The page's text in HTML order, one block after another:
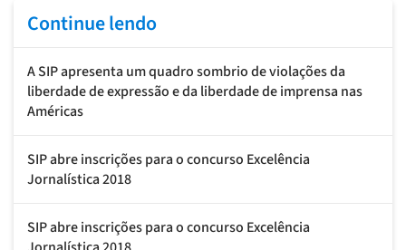
Continue lendo
A SIP apresenta um quadro sombrio de violações da
liberdade de expressão e da liberdade de imprensa nas
Américas
SIP abre inscrições para o concurso Excelência
Jornalística 2018
SIP abre inscrições para o concurso Excelência